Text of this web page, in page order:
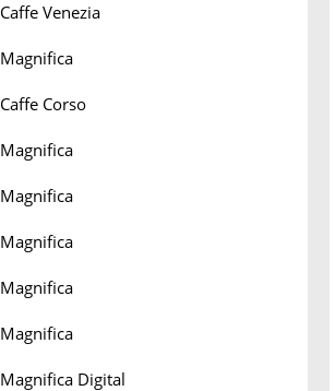
Venezia
Corso
Digital